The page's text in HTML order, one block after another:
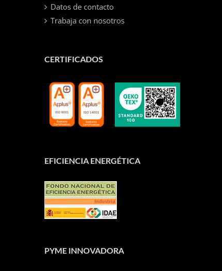
Datos de contacto
Trabaja con nosotros
CERTIFICADOS
EFICIENCIA ENERGÉTICA
PYME INNOVADORA